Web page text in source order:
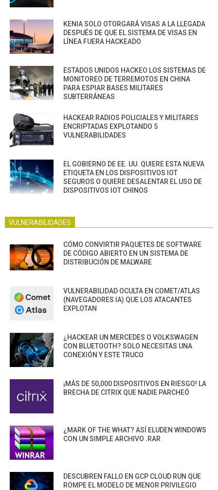
KENIA SOLO OTORGARÁ VISAS A LA LLEGADA
DESPUÉS DE QUE EL SISTEMA DE VISAS EN
LÍNEA FUERA HACKEADO
ESTADOS UNIDOS HACKEO LOS SISTEMAS DE
MONITOREO DE TERREMOTOS EN CHINA
PARA ESPIAR BASES MILITARES
SUBTERRÁNEAS
HACKEAR RADIOS POLICIALES Y MILITARES
ENCRIPTADAS EXPLOTANDO 5
VULNERABILIDADES
EL GOBIERNO DE EE. UU. QUIERE ESTA NUEVA
ETIQUETA EN LOS DISPOSITIVOS IOT
SEGUROS O QUIERE DESALENTAR EL USO DE
DISPOSITIVOS IOT CHINOS
VULNERABILIDADES
CÓMO CONVIRTIR PAQUETES DE SOFTWARE
DE CÓDIGO ABIERTO EN UN SISTEMA DE
DISTRIBUCIÓN DE MALWARE
VULNERABILIDAD OCULTA EN COMET/ATLAS
(NAVEGADORES IA) QUE LOS ATACANTES
EXPLOTAN
¿HACKEAR UN MERCEDES O VOLKSWAGEN
CON BLUETOOTH? SOLO NECESITAS UNA
CONEXIÓN Y ESTE TRUCO
¡MÁS DE 50,000 DISPOSITIVOS EN RIESGO! LA
BRECHA DE CITRIX QUE NADIE PARCHEÓ
¿MARK OF THE WHAT? ASÍ ELUDEN WINDOWS
CON UN SIMPLE ARCHIVO .RAR
DESCUBREN FALLO EN GCP CLOUD RUN QUE
ROMPE EL MODELO DE MENOR PRIVILEGIO